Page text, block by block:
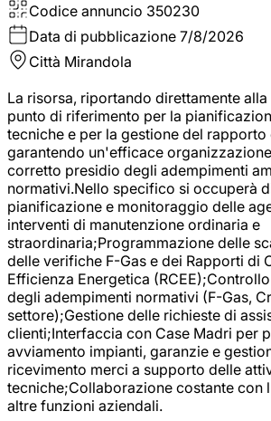
Codice annuncio 350230
Data di pubblicazione 7/8/2026
Città Mirandola
La risorsa, riportando direttamente
punto di riferimento per la
tecniche e per la gestione del rapporto
garantendo un'efficace
corretto presidio degli adempimenti
normativi.Nello specifico si occuperà
pianificazione e monitoraggio delle
interventi di manutenzione ordinaria e
straordinaria;Programmazione delle
delle verifiche F-Gas e dei Rapporti di
Efficienza Energetica
degli adempimenti normativi (F-Gas,
settore);Gestione delle richieste di
clienti;Interfaccia con Case Madri per
avviamento impianti, garanzie e
ricevimento merci a supporto delle
tecniche;Collaborazione costante con
altre funzioni aziendali.